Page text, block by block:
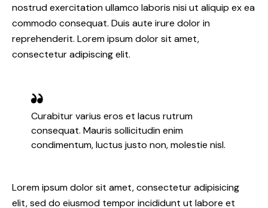
nostrud exercitation ullamco laboris nisi ut aliquip ex ea
commodo consequat. Duis aute irure dolor in
reprehenderit. Lorem ipsum dolor sit amet,
consectetur adipiscing elit.
Curabitur varius eros et lacus rutrum
consequat. Mauris sollicitudin enim
condimentum, luctus justo non, molestie nisl.
Lorem ipsum dolor sit amet, consectetur adipisicing
elit, sed do eiusmod tempor incididunt ut labore et